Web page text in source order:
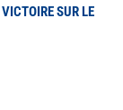
SUR LE